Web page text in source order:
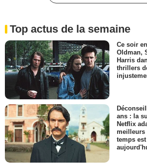
Top actus de la semaine
Ce soir
Oldman,
Harris
thrillers
ans : la
Netflix
meilleurs
temps